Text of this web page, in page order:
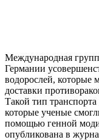
Международная
Германии
водорослей, которые
доставки
Такой тип
которые ученые
помощью генной
опубликована в